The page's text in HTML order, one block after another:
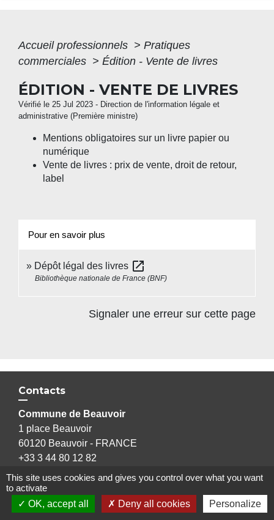
Accueil professionnels > Pratiques
commerciales > Édition - Vente de livres
ÉDITION - VENTE DE LIVRES
Vérifié le 25 Jul 2023 - Direction de l'information légale et
administrative (Première ministre)
Mentions obligatoires sur un livre papier ou
numérique
Vente de livres : prix de vente, droit de retour,
label
Pour en savoir plus
Dépôt légal des livres open_in_new
Bibliothèque nationale de France (BNF)
Signaler une erreur sur cette page
Contacts
Commune de Beauvoir
1 place Beauvoir
60120 Beauvoir - FRANCE
+33 3 44 80 12 82
Contact par formulaire
This site uses cookies and gives you control over what you want
to activate
OK, accept all
Deny all cookies Personalize